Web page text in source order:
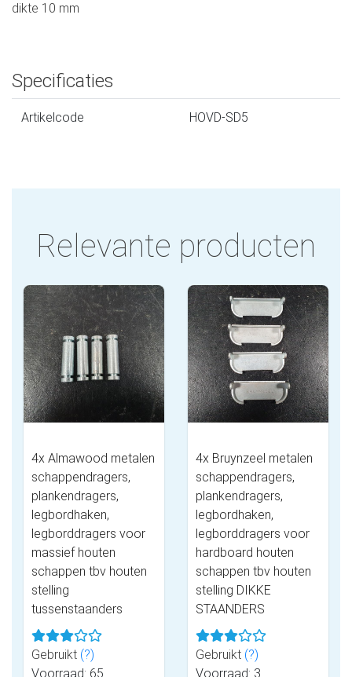
dikte 10 mm
Specificaties
Artikelcode HOVD-SD5
Relevante producten
4x Almawood metalen
schappendragers,
plankendragers,
legbordhaken,
legborddragers voor
massief houten
schappen tbv houten
stelling
tussenstaanders
Gebruikt (?)
Voorraad: 65
4x Bruynzeel metalen
schappendragers,
plankendragers,
legbordhaken,
legborddragers voor
hardboard houten
schappen tbv houten
stelling DIKKE
STAANDERS
Gebruikt (?)
Voorraad: 3